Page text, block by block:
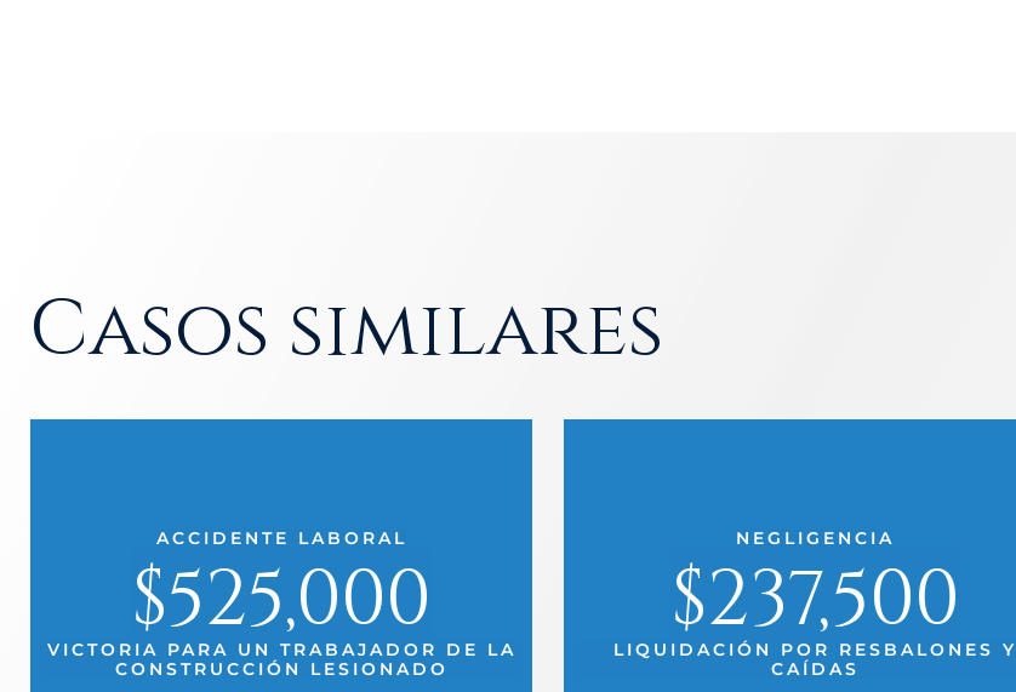
Casos similares
ACCIDENTE LABORAL
$525,000
VICTORIA PARA UN TRABAJADOR DE LA
CONSTRUCCIÓN LESIONADO
NEGLIGENCIA
$237,500
LIQUIDACIÓN POR RESBALONES Y
CAÍDAS